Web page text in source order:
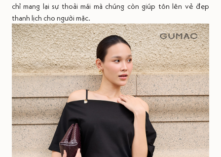
chỉ mang lại sự thoải mái mà chúng còn giúp tôn lên vẻ đẹp
thanh lịch cho người mặc.